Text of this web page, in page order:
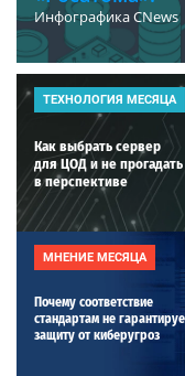
Инфографика CNews
ТЕХНОЛОГИЯ МЕСЯЦА
Как выбрать сервер
для ЦОД и не прогадать
в перспективе
МНЕНИЕ МЕСЯЦА
Почему соответствие
стандартам не
защиту от киберугроз